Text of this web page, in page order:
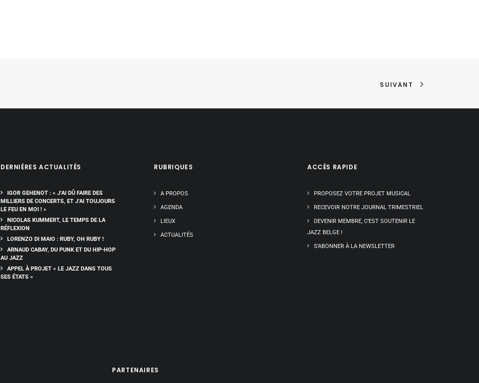
SUIVANT
DERNIÈRES ACTUALITÉS
IGOR GEHENOT : « J’AI DÛ FAIRE DES
MILLIERS DE CONCERTS, ET J’AI TOUJOURS
LE FEU EN MOI ! »
NICOLAS KUMMERT, LE TEMPS DE LA
RÉFLEXION
LORENZO DI MAIO : RUBY, OH RUBY !
ARNAUD CABAY, DU PUNK ET DU HIP-HOP
AU JAZZ
APPEL À PROJET « LE JAZZ DANS TOUS
SES ÉTATS »
RUBRIQUES
A PROPOS
AGENDA
LIEUX
ACTUALITÉS
ACCÈS RAPIDE
PROPOSEZ VOTRE PROJET MUSICAL
RECEVOIR NOTRE JOURNAL TRIMESTRIEL
DEVENIR MEMBRE, C’EST SOUTENIR LE
JAZZ BELGE !
S’ABONNER À LA NEWSLETTER
PARTENAIRES